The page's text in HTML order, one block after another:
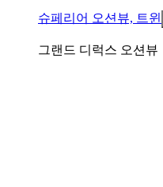
슈페리어 오션뷰, 트윈
그랜드 디럭스 오션뷰